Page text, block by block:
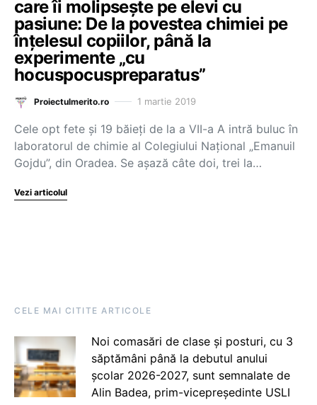
care îi molipsește pe elevi cu
pasiune: De la povestea chimiei pe
înțelesul copiilor, până la
experimente „cu
hocuspocuspreparatus”
Proiectulmerito.ro 1 martie 2019
Cele opt fete și 19 băieți de la a VII-a A intră buluc în
laboratorul de chimie al Colegiului Național „Emanuil
Gojdu”, din Oradea. Se așază câte doi, trei la…
Vezi articolul
CELE MAI CITITE ARTICOLE
Noi comasări de clase și posturi, cu 3
săptămâni până la debutul anului
școlar 2026-2027, sunt semnalate de
Alin Badea, prim-vicepreședinte USLI